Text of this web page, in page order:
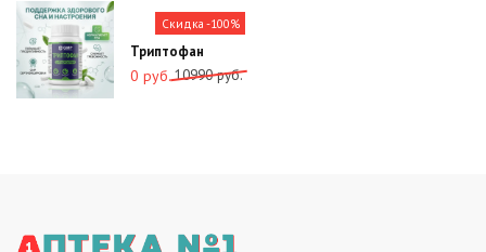
1980
руб..
Скидка -100%
Триптофан
10990руб.
Первоначальная
0 руб.
Текущая